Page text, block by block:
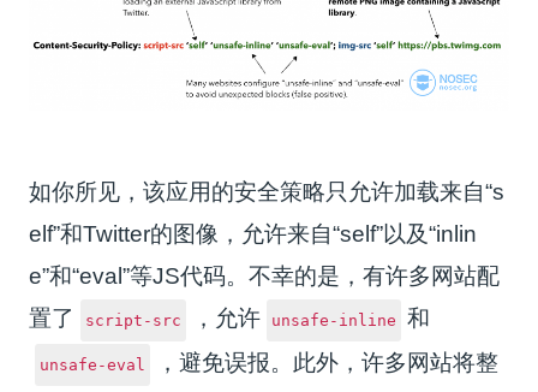
如你所见，该应用的安全策略只允许加载来自“s
elf”和Twitter的图像，允许来自“self”以及“inlin
e”和“eval”等JS代码。不幸的是，有许多网站配
置了
script-src ，允许 unsafe-inline 和
unsafe-eval
，避免误报。此外，许多网站将整